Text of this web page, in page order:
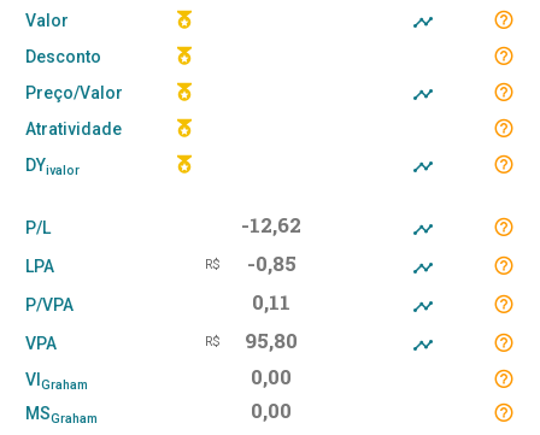
Valor
Desconto
Preço/Valor
Atratividade
DYivalor
P/L -12,62
LPA R$ -0,85
P/VPA 0,11
VPA R$ 95,80
VI Graham 0,00
MSGraham 0,00